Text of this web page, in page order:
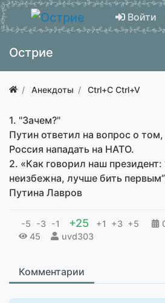
Войти
Острие
Анекдоты Ctrl+C Ctrl+V
1. "Зачем?"
Путин ответил на вопрос о
Россия нападать на НАТО.
2. «Как говорил наш президент:
неизбежна, лучше бить
Путина Лавров
-5 -3 -1 +25 +1 +3 +5
45
uvd303
Комментарии